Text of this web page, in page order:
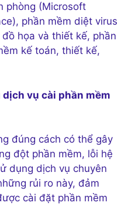
phòng (Microsoft
phần mềm diệt virus
họa và thiết kế, phần
kế toán, thiết kế,
dịch vụ cài phần mềm
đúng cách có thể gây
đột phần mềm, lỗi hệ
dụng dịch vụ chuyên
rủi ro này, đảm
cài đặt phần mềm